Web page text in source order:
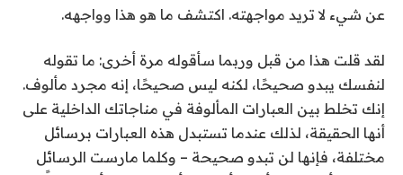
عن شيء لا تريد مواجهته. اكتشف ما هو هذا وواجهه.
لقد قلت هذا من قبل وربما سأقوله مرة أخرى: ما تقوله
لنفسك يبدو صحيحًا، لكنه ليس صحيحًا، إنه مجرد مألوف.
إنك تخلط بين العبارات المألوفة في مناجاتك الداخلية على
أنها الحقيقة، لذلك عندما تستبدل هذه العبارات برسائل
مختلفة، فإنها لن تبدو صحيحة – وكلما مارست الرسائل